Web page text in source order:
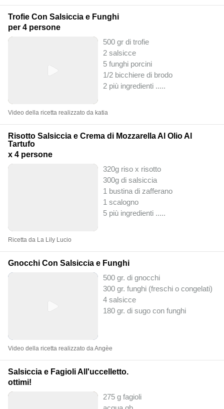
Trofie Con Salsiccia e Funghi
per 4 persone
500 gr di trofie
2 salsicce
5 funghi porcini
1/2 bicchiere di brodo
2 più ingredienti .....
Video della ricetta realizzato da katia
Risotto Salsiccia e Crema di Mozzarella Al Olio Al
Tartufo
x 4 persone
320g riso x risotto
300g di salsiccia
1 bustina di zafferano
1 scalogno
5 più ingredienti .....
Ricetta da La Lily Lucio
Gnocchi Con Salsiccia e Funghi
500 gr. di gnocchi
300 gr. funghi (freschi o congelati)
4 salsicce
180 gr. di sugo con funghi
Video della ricetta realizzato da Angèe
Salsiccia e Fagioli All'uccelletto.
ottimi!
275 g fagioli